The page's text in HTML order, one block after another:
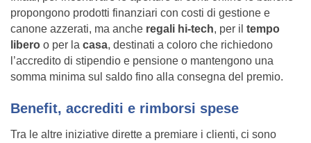
propongono prodotti finanziari con costi di gestione e
canone azzerati, ma anche regali hi-tech, per il tempo
libero o per la casa, destinati a coloro che richiedono
l’accredito di stipendio e pensione o mantengono una
somma minima sul saldo fino alla consegna del premio.
Benefit, accrediti e rimborsi spese
Tra le altre iniziative dirette a premiare i clienti, ci sono